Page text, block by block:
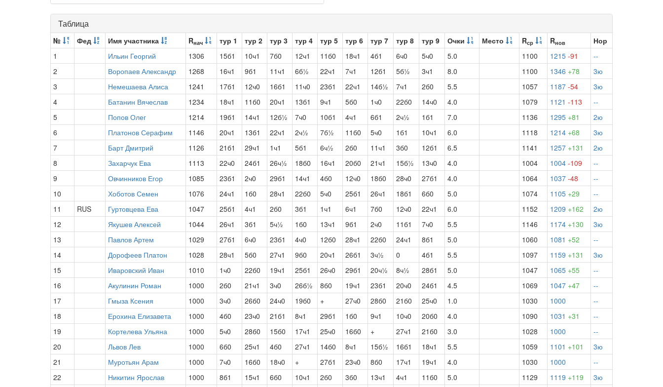
Таблица
№ Фед Имя участника Rнач тур 1 тур 2 тур 3 тур 4 тур 5 тур 6 тур 7 тур 8 тур 9 Очки Место Rср Rнов
Нор
1
Ильин Георгий 1306 15б1 10ч1 7б0 12ч1 11б0 18ч1 4б1 6ч0 5ч0 5.0 1100 1215 -91
--
2
Воропаев Александр 1268 16ч1 9б1 11ч1 6б½ 22ч1 7ч1 12б1 5б½ 3ч1 8.0 1100 1346 +78
3ю
3
Немешаева Алиса 1241 17б1 12ч0 16б1 11ч0 23б1 22ч1 14б½ 7ч1 2б0 5.5 1057 1187 -54
3ю
4
Батанин Вячеслав 1234 18ч1 11б0 20ч1 13б1 9ч1 5б0 1ч0 22б0 14ч0 4.0 1079 1121 -113
--
5
Попов Олег 1214 19б1 14ч1 12б½ 7ч0 10б1 4ч1 6б1 2ч½ 1б1 7.0 1136 1295 +81
2ю
6
Платонов Серафим 1146 20ч1 13б1 22ч1 2ч½ 7б½ 11б0 5ч0 1б1 10ч1 6.0 1118 1214 +68
3ю
7
Барт Дмитрий 1126 21б1 29ч1 1ч1 5б1 6ч½ 2б0 11ч1 3б0 12б1 6.5 1141 1257 +131
2ю
8
Захарчук Ева 1113 22ч0 24б1 26ч½ 18б0 16ч1 20б0 21ч1 15б½ 13ч0 4.0 1004 1004 -109
--
9
Овчинников Егор 1085 23б1 2ч0 29б1 14ч1 4б0 12ч0 18б0 28ч0 27б1 4.0 1064 1037 -48
--
10
Хоботов Семен 1076 24ч1 1б0 28ч1 22б0 5ч0 25б1 26ч1 18б1 6б0 5.0 1074 1105 +29
--
11
RUS Гуртовцева Ева 1047 25б1 4ч1 2б0 3б1 1ч1 6ч1 7б0 12ч0 22ч1 6.0 1152 1209 +162
2ю
12
Якушев Алексей 1044 26ч1 3б1 5ч½ 1б0 13ч1 9б1 2ч0 11б1 7ч0 5.5 1146 1174 +130
3ю
13
Павлов Артем 1029 27б1 6ч0 23б1 4ч0 12б0 28ч1 22б0 24ч1 8б1 5.0 1060 1081 +52
--
14
Дорофеев Платон 1028 28ч1 5б0 27ч1 9б0 20ч1 26б1 3ч½ 0 4б1 5.5 1097 1159 +131
3ю
15
Иваровский Иван 1010 1ч0 22б0 19ч1 25б1 26ч0 29б1 20ч½ 8ч½ 28б1 5.0 1047 1065 +55
--
16
Акулинин Роман 1000 2б0 21ч1 3ч0 26б½ 8б0 19ч1 23б1 20ч0 24б1 4.5 1069 1047 +47
--
17
Гмыза Ксения 1000 3ч0 26б0 24ч0 19б0 + 27ч0 28б0 21б0 25ч0 1.0 1030 1000
--
18
Ерохина Елизавета 1000 4б0 23ч0 21б1 8ч1 29б1 1б0 9ч1 10ч0 20б0 4.0 1090 1031 +31
--
19
Кортелева Ульяна 1000 5ч0 28б0 15б0 17ч1 25ч0 16б0 + 27ч1 21б0 3.0 1028 1000
--
20
Львов Лев 1000 6б0 25ч1 4б0 27ч1 14б0 8ч1 15б½ 16б1 18ч1 5.5 1059 1101 +101
3ю
21
Муротьян Арам 1000 7ч0 16б0 18ч0 + 27б1 23ч0 8б0 17ч1 19ч1 4.0 1030 1000
--
22
Никитин Ярослав 1000 8б1 15ч1 6б0 10ч1 2б0 3б0 13ч1 4ч1 11б0 5.0 1129 1119 +119 3ю